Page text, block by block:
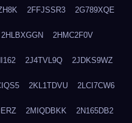
2FFJSSR3 2G789XQE
2HLBXGGN 2HMC2F0V
2J4TVL9Q 2JDKS9WZ
2KL1TDVU 2LCI7CW6
2MIQDBKK 2N165DB2